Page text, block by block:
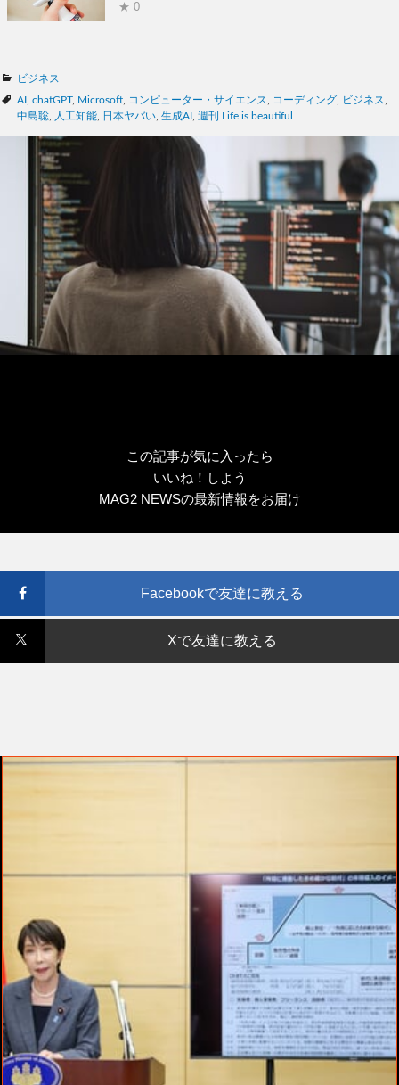
★ 0
カ
テ
ゴ
ビジネス
タ
グ
AI chatGPT, Microsoft コンピューター・サイエンス コーディング ビジネス
中島聡
人工知能 日本ヤバい 生成AI 週刊 Life is beautiful
この記事が気に入ったら
いいね！しよう
MAG2 NEWSの最新情報をお届け
Facebookで友達に教える
Xで友達に教える